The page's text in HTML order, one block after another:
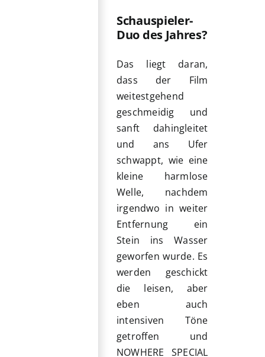
Schauspieler-
Duo des Jahres?
Das liegt daran,
dass der Film
weitestgehend
geschmeidig und
sanft dahingleitet
und ans Ufer
schwappt, wie eine
kleine harmlose
Welle, nachdem
irgendwo in weiter
Entfernung ein
Stein ins Wasser
geworfen wurde. Es
werden geschickt
die leisen, aber
eben auch
intensiven Töne
getroffen und
NOWHERE SPECIAL